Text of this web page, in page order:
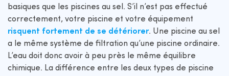
basiques que les piscines au sel. S’il n’est pas effectué
correctement, votre piscine et votre équipement
risquent fortement de se détériorer. Une piscine au sel
a le même système de filtration qu’une piscine ordinaire.
L’eau doit donc avoir à peu près le même équilibre
chimique. La différence entre les deux types de piscine